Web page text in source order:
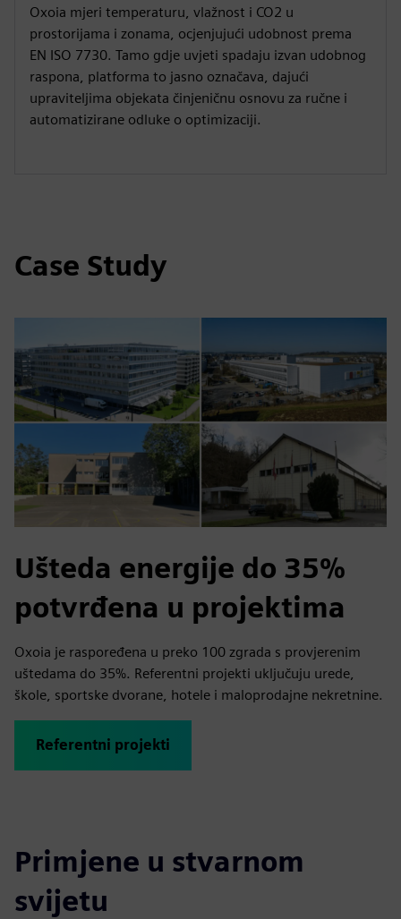
Oxoia mjeri temperaturu, vlažnost i CO2 u
prostorijama i zonama, ocjenjujući udobnost prema
EN ISO 7730. Tamo gdje uvjeti spadaju izvan udobnog
raspona, platforma to jasno označava, dajući
upraviteljima objekata činjeničnu osnovu za ručne i
automatizirane odluke o optimizaciji.
Case Study
Ušteda energije do 35%
potvrđena u projektima
Oxoia je raspoređena u preko 100 zgrada s provjerenim
uštedama do 35%. Referentni projekti uključuju urede,
škole, sportske dvorane, hotele i maloprodajne nekretnine.
Referentni projekti
Primjene u stvarnom
svijetu